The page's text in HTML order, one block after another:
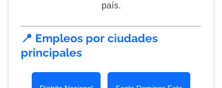
país.
📍 Empleos por ciudades
principales